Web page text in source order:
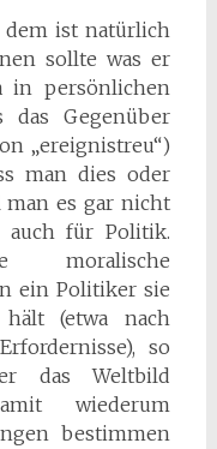
dem ist natürlich
sollte was er
in persönlichen
das Gegenüber
„ereignistreu“)
man dies oder
man es gar nicht
für Politik.
ein Politiker sie
(etwa nach
so
das Weltbild
wiederum
bestimmen